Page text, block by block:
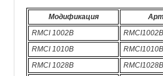
Модификация
RMCI 1002B
RMCI1002B
RMCI 1010B
RMCI1010B
RMCI 1028B
RMCI1028B